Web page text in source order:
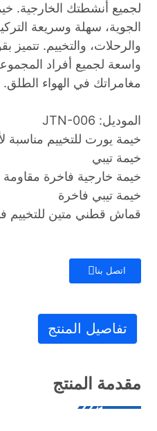
لجميع أنشطتك الخارجية.
الجوية، سهلة وسريعة
والرحلات، والتخييم. تتميز
واسعة لجميع أفراد
مغامراتك في الهواء الطلق.
الموديل: JTN-006
خيمة يورت للتخييم مناسبة
خيمة تيبي
خيمة خارجية فاخرة مقاومة
خيمة تيبي فاخرة
قماش قطني متين للتخييم
اتصل بنا
تفاصيل المنتج
مقدمة المنتج